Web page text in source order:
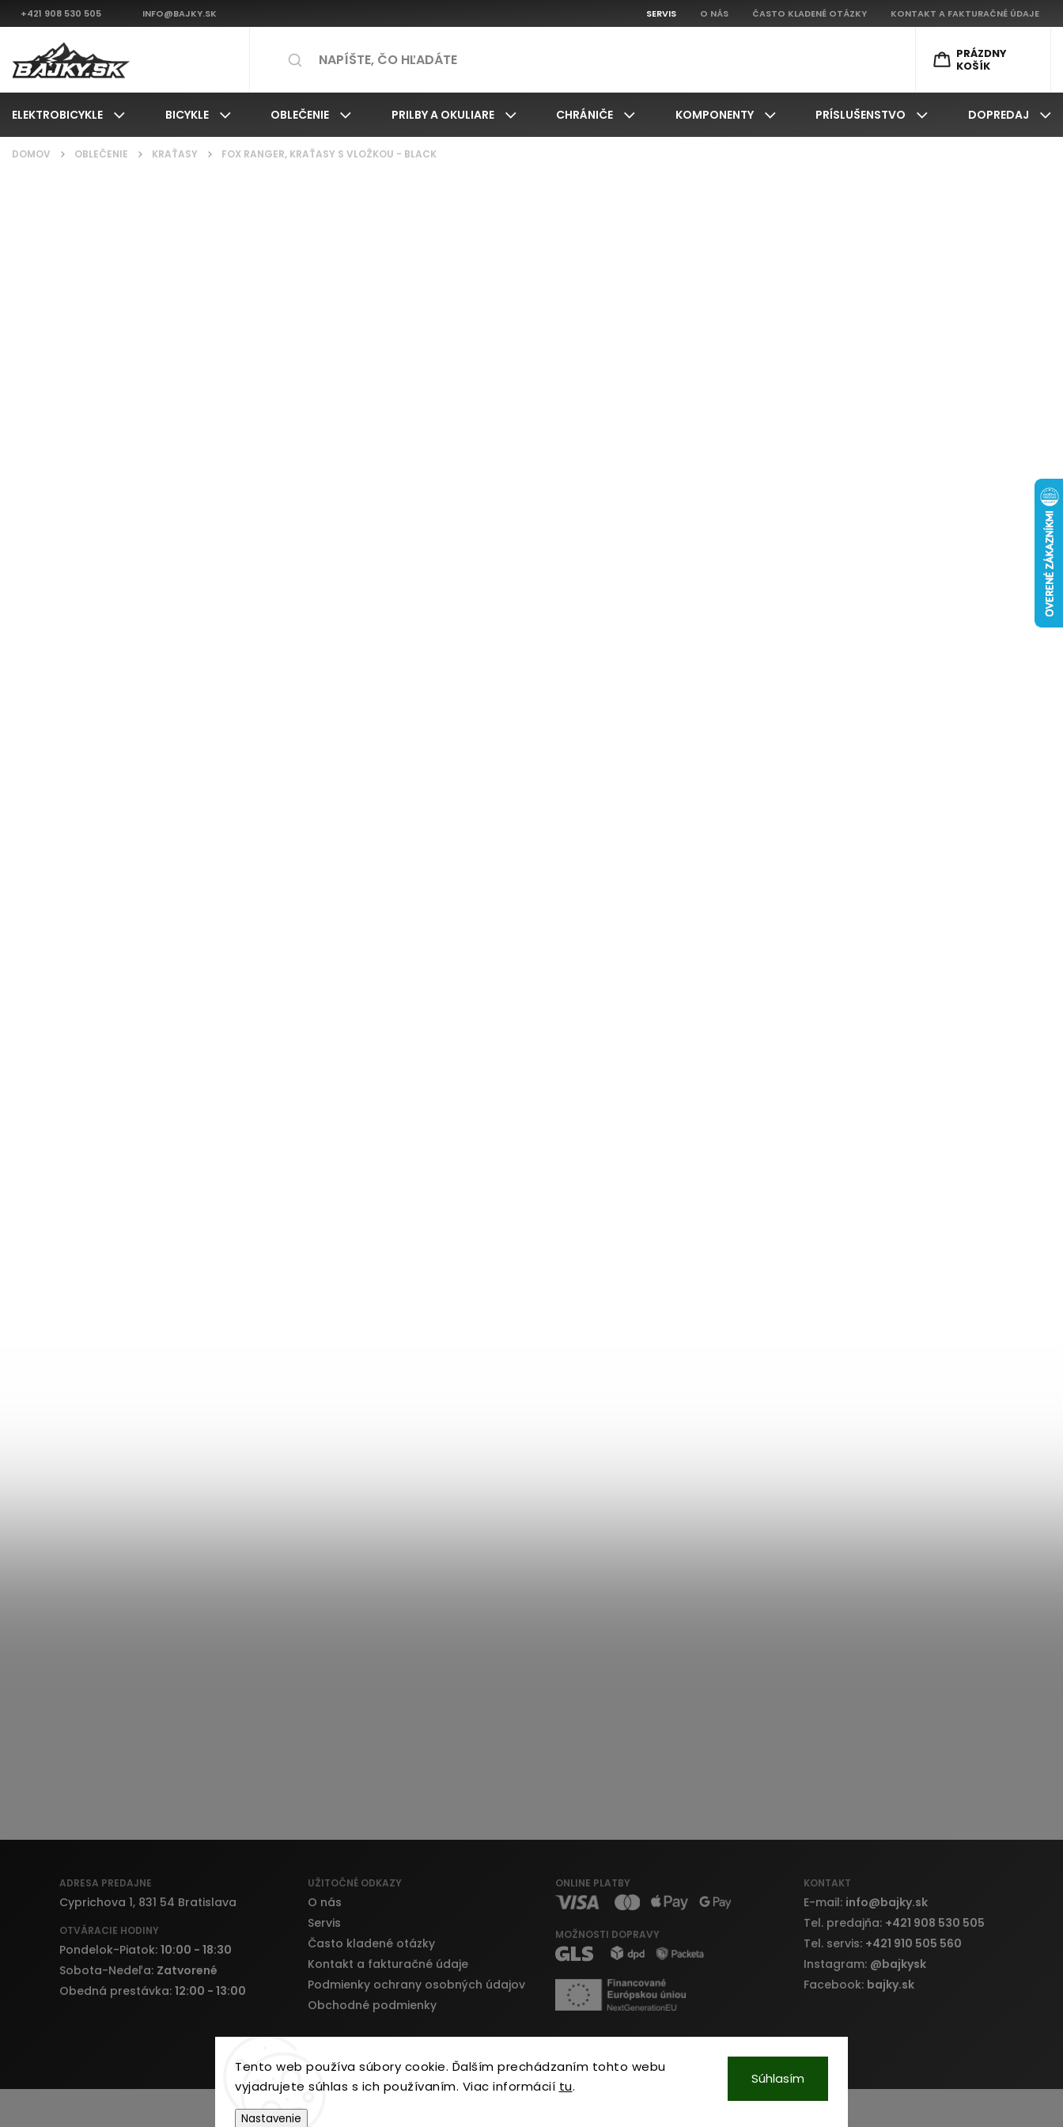
Tento web používa súbory cookie. Ďalším prechádzaním tohto webu
vyjadrujete súhlas s ich používaním. Viac informácií tu.
Nastavenie
Súhlasím
+421 908 530 505 INFO@BAJKY.SK SERVIS O NÁS ČASTO KLADENÉ OTÁZKY KONTAKT A FAKTURAČNÉ ÚDAJE
PRÁZDNY
KOŠÍK
ELEKTROBICYKLE BICYKLE OBLEČENIE PRILBY A OKULIARE CHRÁNIČE KOMPONENTY PRÍSLUŠENSTVO DOPREDAJ
DOMOV / OBLEČENIE / KRAŤASY / FOX RANGER, KRAŤASY S VLOŽKOU - BLACK
ADRESA PREDAJNE
Cyprichova 1, 831 54 Bratislava
OTVÁRACIE HODINY
Pondelok-Piatok: 10:00 - 18:30
Sobota-Nedeľa: Zatvorené
Obedná prestávka: 12:00 - 13:00
UŽITOČNÉ ODKAZY
O nás
Servis
Často kladené otázky
Kontakt a fakturačné údaje
Podmienky ochrany osobných údajov
Obchodné podmienky
ONLINE PLATBY
MOŽNOSTI DOPRAVY
KONTAKT
E-mail: info@bajky.sk
Tel. predajňa: +421 908 530 505
Tel. servis: +421 910 505 560
Instagram: @bajkysk
Facebook: bajky.sk